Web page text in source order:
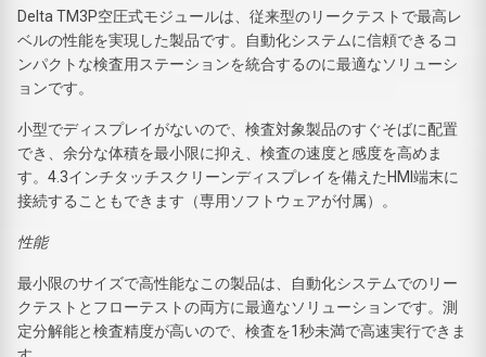
Delta TM3P空圧式モジュールは、従来型のリークテストで最高レ
ベルの性能を実現した製品です。自動化システムに信頼できるコ
ンパクトな検査用ステーションを統合するのに最適なソリューシ
ョンです。
小型でディスプレイがないので、検査対象製品のすぐそばに配置
でき、余分な体積を最小限に抑え、検査の速度と感度を高めま
す。4.3インチタッチスクリーンディスプレイを備えたHMI端末に
接続することもできます（専用ソフトウェアが付属）。
性能
最小限のサイズで高性能なこの製品は、自動化システムでのリー
クテストとフローテストの両方に最適なソリューションです。測
定分解能と検査精度が高いので、検査を1秒未満で高速実行できま